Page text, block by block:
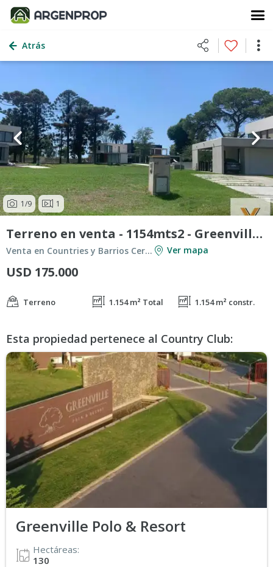
Atrás
1/9 1
Terreno en venta - 1154mts2 - Greenville Polo
Venta en Countries y Barrios Cerrados en Berazategui Ver mapa
USD 175.000
Terreno 1.154 m² Total 1.154 m² constr.
Esta propiedad pertenece al Country Club:
Greenville Polo & Resort
Hectáreas:
130